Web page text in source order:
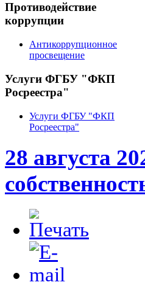
Противодействие
коррупции
Антикоррупционное
просвещение
Услуги ФГБУ "ФКП
Росреестра"
Услуги ФГБУ "ФКП
Росреестра"
28 августа